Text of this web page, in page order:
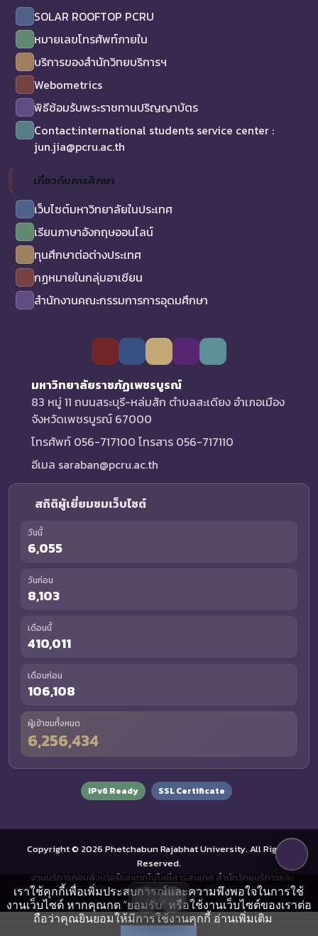
SOLAR ROOFTOP PCRU
หมายเลขโทรศัพท์ภายใน
บริการของสำนักวิทยบริการฯ
Webometrics
พิธีซ้อมรับพระราชทานปริญญาบัตร
Contact:international students service center :
jun.jia@pcru.ac.th
เกี่ยวกับการศึกษา
เว็บไซต์มหาวิทยาลัยในประเทศ
เรียนภาษาอังกฤษออนไลน์
ทุนศึกษาต่อต่างประเทศ
กฏหมายในกลุ่มอาเซียน
สำนักงานคณะกรรมการการอุดมศึกษา
มหาวิทยาลัยราชภัฏเพชรบูรณ์
83 หมู่ 11 ถนนสระบุรี-หล่มสัก ตำบลสะเดียง อำเภอเมือง
จังหวัดเพชรบูรณ์ 67000
โทรศัพท์ 056-717100 โทรสาร 056-717110
อีเมล saraban@pcru.ac.th
สถิติผู้เยี่ยมชมเว็บไซต์
วันนี้
6,055
วันก่อน
8,103
เดือนนี้
410,011
เดือนก่อน
106,108
ผู้เข้าชมทั้งหมด
6,256,434
IPv6 Ready SSL Certificate
Copyright © 2026 Phetchabun Rajabhat University. All Rights
Reserved.
งานบริการคอมพิวเตอร์และเทคโนโลยีสารสนเทศ สำนักวิทยบริการและ
เทคโนโลยีสารสนเทศ
เราใช้คุกกี้เพื่อเพิ่มประสบการณ์และความพึงพอใจในการใช้
งานเว็บไซต์ หากคุณกด “ยอมรับ” หรือใช้งานเว็บไซต์ของเราต่อ
ถือว่าคุณยินยอมให้มีการใช้งานคุกกี้ อ่านเพิ่มเติม